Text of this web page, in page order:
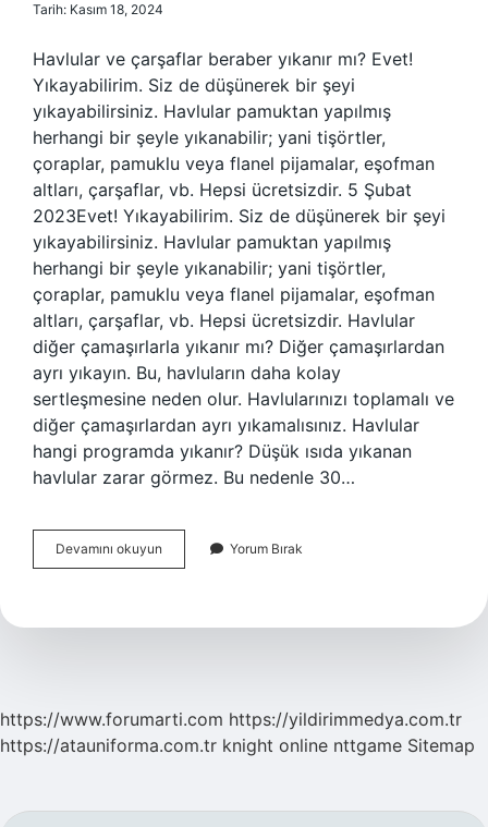
Tarih: Kasım 18, 2024
Havlular ve çarşaflar beraber yıkanır mı? Evet!
Yıkayabilirim. Siz de düşünerek bir şeyi
yıkayabilirsiniz. Havlular pamuktan yapılmış
herhangi bir şeyle yıkanabilir; yani tişörtler,
çoraplar, pamuklu veya flanel pijamalar, eşofman
altları, çarşaflar, vb. Hepsi ücretsizdir. 5 Şubat
2023Evet! Yıkayabilirim. Siz de düşünerek bir şeyi
yıkayabilirsiniz. Havlular pamuktan yapılmış
herhangi bir şeyle yıkanabilir; yani tişörtler,
çoraplar, pamuklu veya flanel pijamalar, eşofman
altları, çarşaflar, vb. Hepsi ücretsizdir. Havlular
diğer çamaşırlarla yıkanır mı? Diğer çamaşırlardan
ayrı yıkayın. Bu, havluların daha kolay
sertleşmesine neden olur. Havlularınızı toplamalı ve
diğer çamaşırlardan ayrı yıkamalısınız. Havlular
hangi programda yıkanır? Düşük ısıda yıkanan
havlular zarar görmez. Bu nedenle 30…
Devamını okuyun
Ve
Yıkanır
Yorum Bırak
https://www.forumarti.com https://yildirimmedya.com.tr
https://atauniforma.com.tr knight online nttgame Sitemap